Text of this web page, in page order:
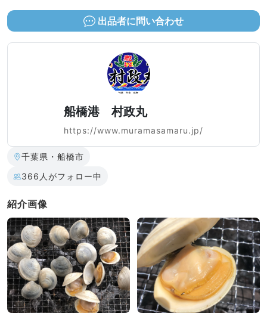
出品者に問い合わせ
船橋港 村政丸
https://www.muramasamaru.jp/
千葉県・船橋市
366人がフォロー中
紹介画像